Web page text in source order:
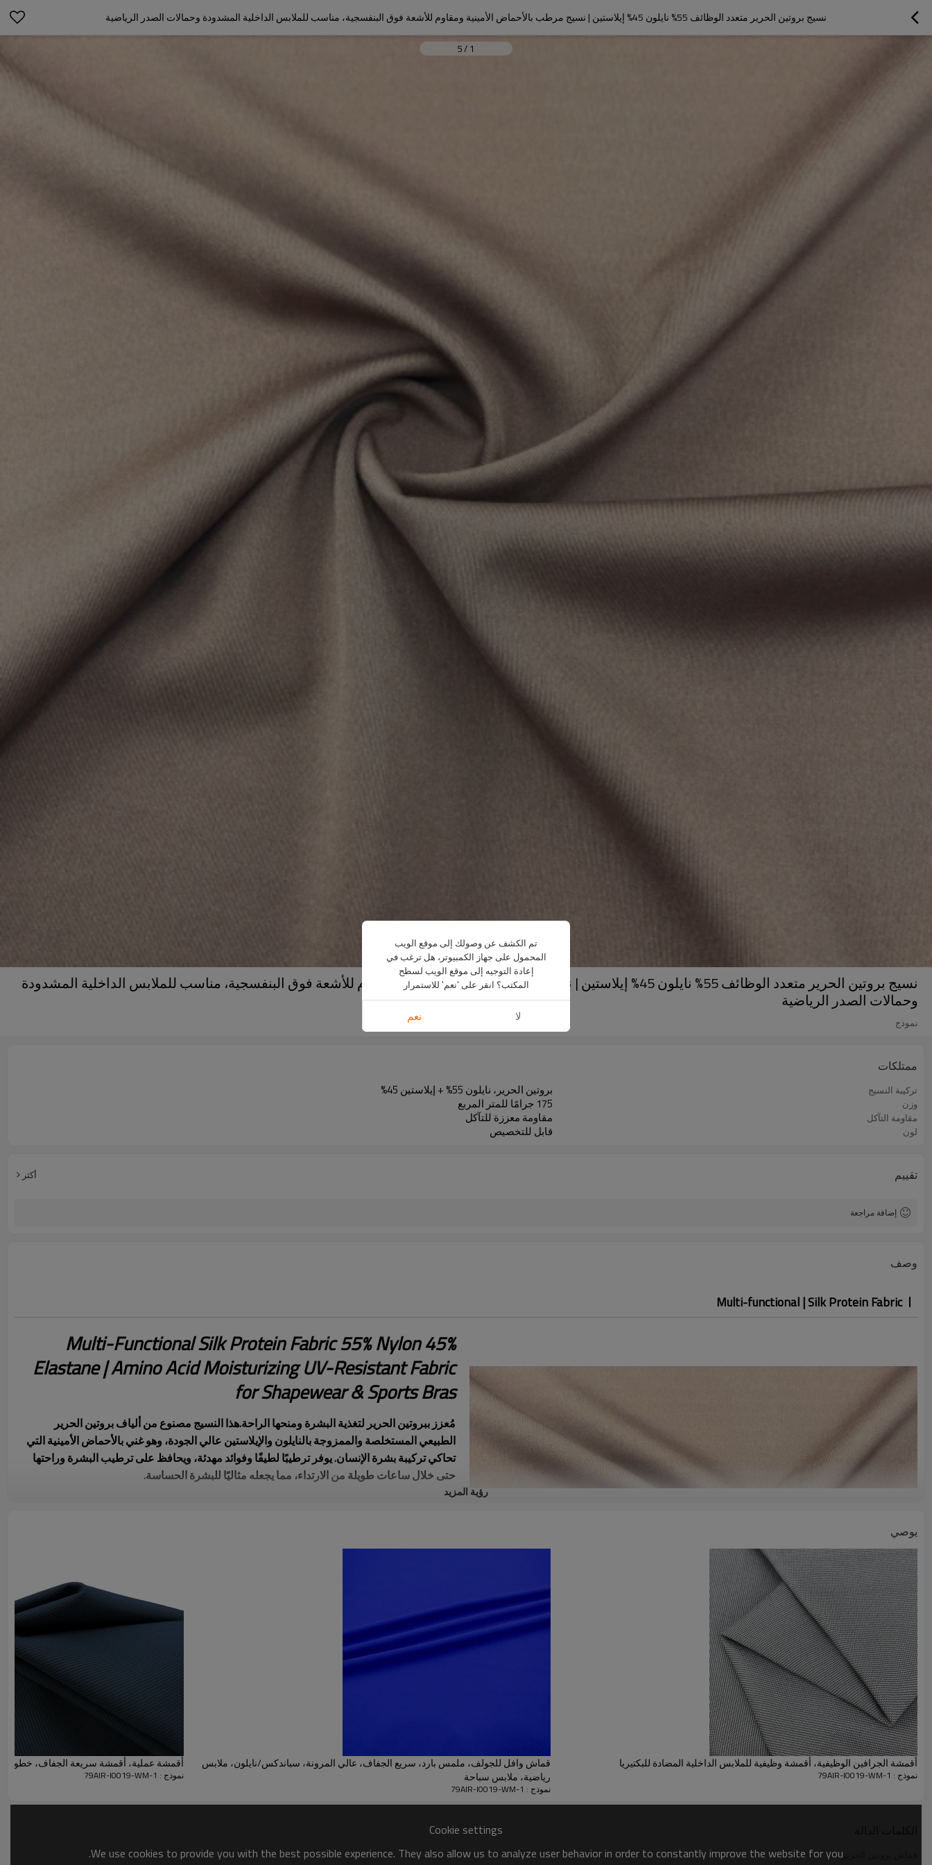
نسيج بروتين الحرير متعدد الوظائف 55% نايلون 45% إيلاستين | نسيج مرطب بالأحماض الأمينية ومقاوم للأشعة فوق البنفسجية، مناسب للملابس الداخلية المشدودة وحمالات الصدر الرياضية
1
/
5
نسيج بروتين الحرير متعدد الوظائف 55% نايلون 45% إيلاستين | نسيج مرطب بالأحماض الأمينية ومقاوم للأشعة فوق البنفسجية، مناسب للملابس الداخلية المشدودة
وحمالات الصدر الرياضية
نموذج 79AIR-I0019-WM-1
ممتلكات
تركيبة النسيج بروتين الحرير، نايلون 55% + إيلاستين 45%
وزن 175 جرامًا للمتر المربع
مقاومة التآكل مقاومة معززة للتآكل
لون قابل للتخصيص
تقييم أكثر
إضافة مراجعة
وصف
Multi-functional | Silk Protein Fabric
Multi-Functional Silk Protein Fabric 55% Nylon 45%
Elastane | Amino Acid Moisturizing UV-Resistant Fabric
for Shapewear & Sports Bras
مُعزز ببروتين الحرير لتغذية البشرة ومنحها الراحة.هذا النسيج مصنوع من ألياف بروتين الحرير
الطبيعي المستخلصة والممزوجة بالنايلون والإيلاستين عالي الجودة، وهو غني بالأحماض الأمينية التي
تحاكي تركيبة بشرة الإنسان. يوفر ترطيبًا لطيفًا وفوائد مهدئة، ويحافظ على ترطيب البشرة وراحتها
حتى خلال ساعات طويلة من الارتداء، مما يجعله مثاليًا للبشرة الحساسة.
ملمس ناعم للغاية ومسامي على البشرة.
بفضل ملمسه الناعم كالحرير ووزنه الخفيف الذي يبلغ 175
غرامًا للمتر المربع، ينزلق النسيج بسلاسة على البشرة دون أي تهيج أو احتكاك. كما يحافظ حاجز
الاحتفاظ بالرطوبة على ترطيب البشرة مع السماح بتهوية جيدة، مما يضمن انتعاشًا وراحة طوال
محتوى الأحماض الأمينية في النسيج وخصائصه الملائمة للبشرة. خيارات الصباغة القابلة للتخصيص
وعرض 165 سم تجعله مثالياً للإنتاج بالجملة للملابس الداخلية، وملابس تنحيف الجسم، والملابس
الرياضية، مما يدعم طلبات تصنيع المعدات الأصلية/تصميم المعدات الأصلية مع إمكانية التدقيق
رؤية المزيد
يوصي
أقمشة الجرافين الوظيفية، أقمشة وظيفية للملابس الداخلية المضادة للبكتيريا
نموذج : 79AIR-I0019-WM-1
قماش وافل للجولف، ملمس بارد، سريع الجفاف، عالي المرونة، سباندكس/نايلون، ملابس
رياضية، ملابس سباحة
نموذج : 79AIR-I0019-WM-1
أقمشة عملية، أقمشة سريعة الجفاف، خطوط
نموذج : 79AIR-I0019-WM-1
قماش بروتين الحرير
Cookie settings
We use cookies to provide you with the best possible experience. They also allow us to analyze user behavior in order to constantly improve the website for you.
تم الكشف عن وصولك إلى موقع الويب
المحمول على جهاز الكمبيوتر، هل ترغب في
إعادة التوجيه إلى موقع الويب لسطح
المكتب؟ انقر على 'نعم' للاستمرار
لا نعم